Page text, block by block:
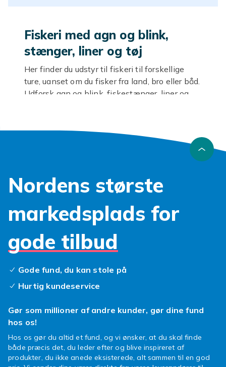
Fiskeri med agn og blink,
stænger, liner og tøj
Her finder du udstyr til fiskeri til forskellige
ture, uanset om du fisker fra land, bro eller båd.
Udforsk agn og blink, fiskestænger, liner og
Start med forholdene dér hvor du fisker. I stille
vand og strøm kan forskellige agn og blink
metode du vil bruge. Kig også på liner ud fra
type og styrke, og vælg fisketøj efter vejr,
temperatur og om du prioriterer bevægelighed
eller ekstra beskyttelse.
Byg en stabil base og fyld på med nye agn og
små detaljer når du finder det der virker for dig.
igen før næste tur og sammenlign flere
muligheder hos Fyndiq.
Nordens største
markedsplads for
gode tilbud
Gode fund, du kan stole på
Hurtig kundeservice
Gør som millioner af andre kunder, gør dine fund
hos os!
Hos os gør du altid et fund, og vi ønsker, at du skal finde
både præcis det, du leder efter og blive inspireret af
produkter, du ikke anede eksisterede, alt sammen til en god